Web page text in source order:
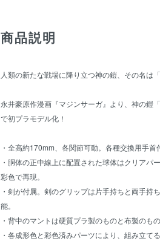
商品説明
人類の新たな戦場に降り立つ神の鎧、その名は「
永井豪原作漫画『マジンサーガ』より、神の鎧
で初プラモデル化！
・全高約170mm、各関節可動。各種交換用手首
・胴体の正中線上に配置された球体はクリアパ
彩色で再現。
・剣が付属。剣のグリップは片手持ちと両手持
能。
・背中のマントは硬質プラ製のものと布製のもの
・各成形色と彩色済みパーツにより、組み立て